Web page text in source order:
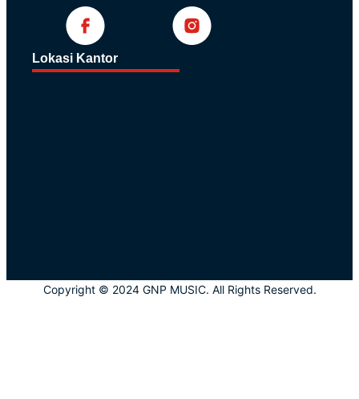
Lokasi Kantor
Copyright © 2024 GNP MUSIC. All Rights Reserved.